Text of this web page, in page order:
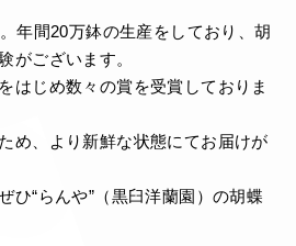
年間20万鉢の生産をしており、胡
がございます。
はじめ数々の賞を受賞しておりま
め、より新鮮な状態にてお届けが
ひ“らんや”（黒臼洋蘭園）の胡蝶